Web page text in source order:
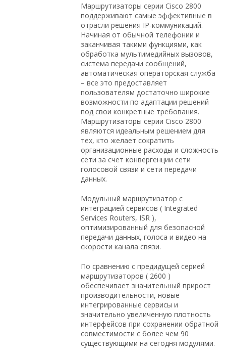
Маршрутизаторы серии Cisco 2800
поддерживают самые эффективные в
отрасли решения IP-коммуникаций.
Начиная от обычной телефонии и
заканчивая такими функциями, как
обработка мультимедийных вызовов,
система передачи сообщений,
автоматическая операторская служба
– все это предоставляет
пользователям достаточно широкие
возможности по адаптации решений
под свои конкретные требования.
Маршрутизаторы серии Cisco 2800
являются идеальным решением для
тех, кто желает сократить
организационные расходы и сложность
сети за счет конвергенции сети
голосовой связи и сети передачи
данных.
Модульный маршрутизатор с
интеграцией сервисов ( Integrated
Services Routers, ISR ),
оптимизированный для безопасной
передачи данных, голоса и видео на
скорости канала связи.
По сравнению с предидущей серией
маршрутизаторов ( 2600 )
обеспечивает значительный прирост
производительности, новые
интегрированные сервисы и
значительно увеличенную плотность
интерфейсов при сохранении обратной
совместимости с более чем 90
существующими на сегодня модулями.